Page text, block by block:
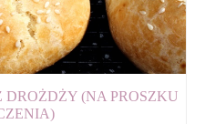
DROŻDŻY (NA PROSZKU